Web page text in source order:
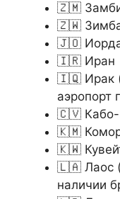
🇿🇲
🇿🇼
🇯🇴
🇮🇷 Иран
🇮🇶 Ирак
аэропорт
🇨🇻 Кабо-
🇰🇲
🇰🇼
🇱🇦 Лаос
наличии